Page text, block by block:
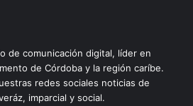
de comunicación digital, líder en
de Córdoba y la región caríbe.
redes sociales noticias de
imparcial y social.